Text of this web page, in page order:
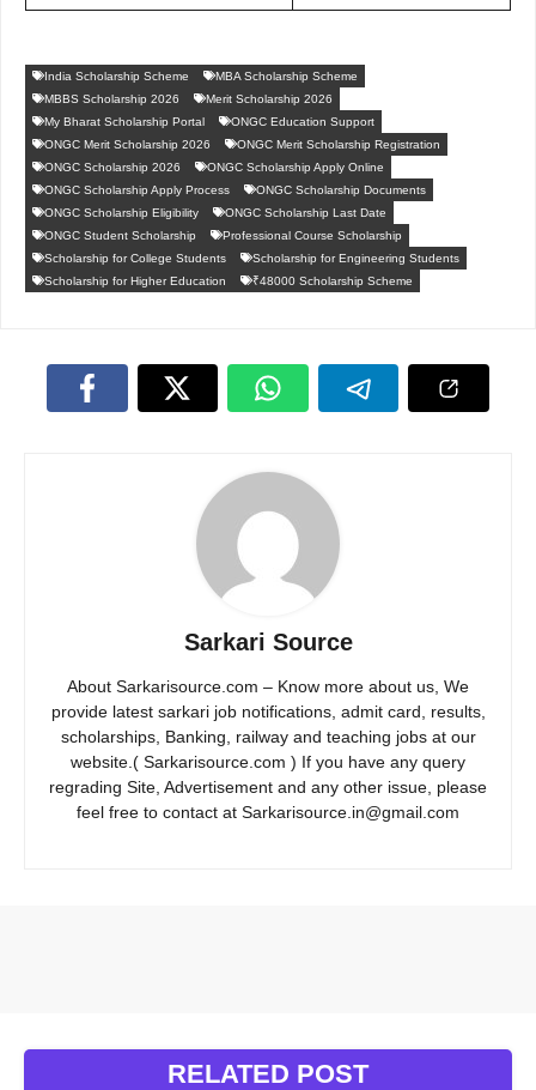
India Scholarship Scheme
MBA Scholarship Scheme
MBBS Scholarship 2026
Merit Scholarship 2026
My Bharat Scholarship Portal
ONGC Education Support
ONGC Merit Scholarship 2026
ONGC Merit Scholarship Registration
ONGC Scholarship 2026
ONGC Scholarship Apply Online
ONGC Scholarship Apply Process
ONGC Scholarship Documents
ONGC Scholarship Eligibility
ONGC Scholarship Last Date
ONGC Student Scholarship
Professional Course Scholarship
Scholarship for College Students
Scholarship for Engineering Students
Scholarship for Higher Education
₹48000 Scholarship Scheme
Sarkari Source
About Sarkarisource.com – Know more about us, We
provide latest sarkari job notifications, admit card, results,
scholarships, Banking, railway and teaching jobs at our
website.( Sarkarisource.com ) If you have any query
regrading Site, Advertisement and any other issue, please
feel free to contact at Sarkarisource.in@gmail.com
RELATED POST